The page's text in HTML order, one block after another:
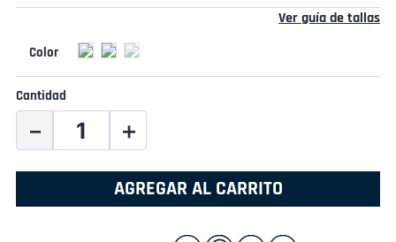
Ver guía de tallas
Cantidad
＋
－
AGREGAR AL CARRITO